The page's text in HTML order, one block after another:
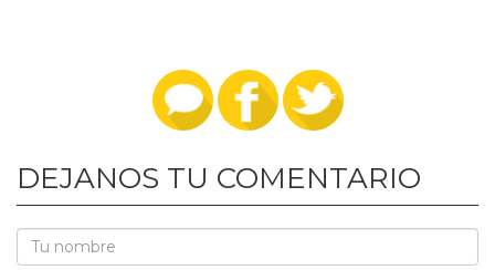
DEJANOS TU COMENTARIO